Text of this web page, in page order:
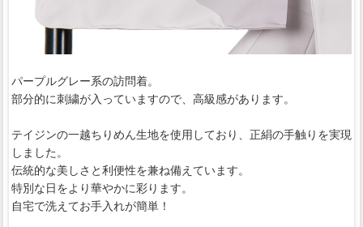
パープルグレー系の訪問着。
部分的に刺繍が入っていますので、高級感があります。
テイジンの一越ちりめん生地を使用しており、正絹の手触りを実現
しました。
伝統的な美しさと利便性を兼ね備えています。
特別な日をより華やかに彩ります。
自宅で洗えてお手入れが簡単！